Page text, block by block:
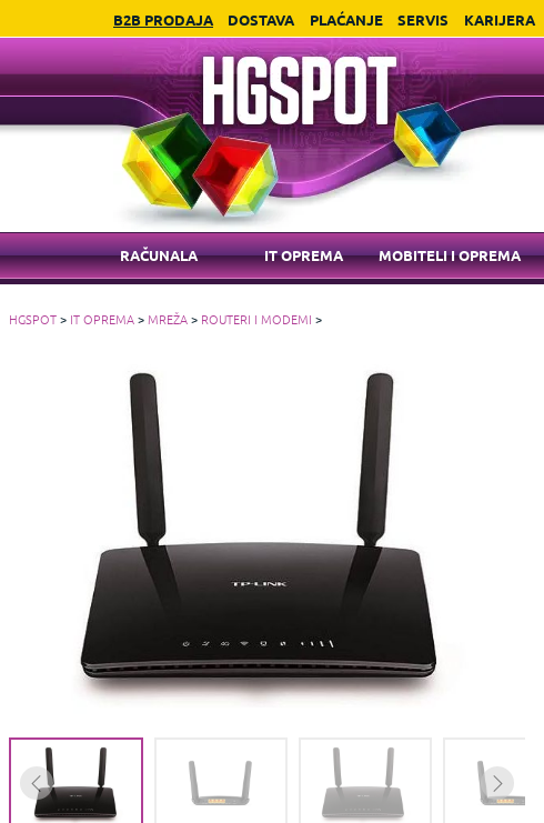
B2B PRODAJA DOSTAVA PLAĆANJE SERVIS KARIJERA
RAČUNALA IT OPREMA MOBITELI I OPREMA
HGSPOT> IT OPREMA>MREŽA> ROUTERI I MODEMI >